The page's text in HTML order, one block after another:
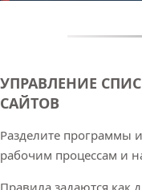
УПРАВЛЕНИЕ
САЙТОВ
Разделите программы
рабочим процессам и
Правила задаются как